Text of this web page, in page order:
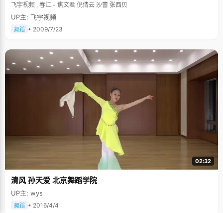
飞宇视频 , 春江 - 焦文君 倪倩云 沙蕾 张西贝
UP主: 飞宇视频
舞蹈 • 2009/7/23
02:32
清风 孙天爱 北京舞蹈学院
UP主: wys
舞蹈 • 2016/4/4